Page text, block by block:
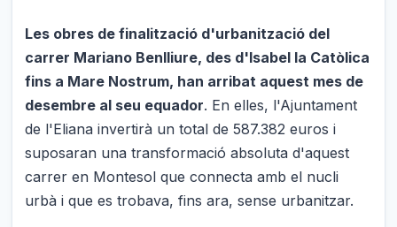
Les obres de finalització d'urbanització del
carrer Mariano Benlliure, des d'Isabel la Catòlica
fins a Mare Nostrum, han arribat aquest mes de
desembre al seu equador. En elles, l'Ajuntament
de l'Eliana invertirà un total de 587.382 euros i
suposaran una transformació absoluta d'aquest
carrer en Montesol que connecta amb el nucli
urbà i que es trobava, fins ara, sense urbanitzar.